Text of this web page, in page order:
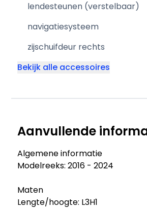
lendesteunen (verstelbaar)
navigatiesysteem
zijschuifdeur rechts
Bekijk alle accessoires
Aanvullende
Algemene informatie
Modelreeks: 2016 - 2024
Maten
Lengte/hoogte: L3H1